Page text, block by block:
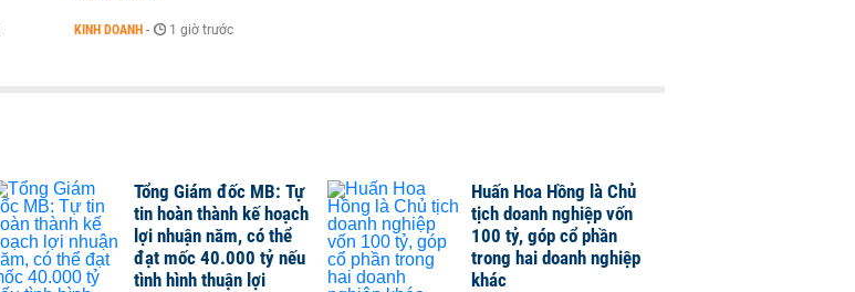
KINH DOANH - 1 giờ trước
Tổng Giám đốc MB: Tự
tin hoàn thành kế hoạch
lợi nhuận năm, có thể
đạt mốc 40.000 tỷ nếu
tình hình thuận lợi
Huấn Hoa Hồng là Chủ
tịch doanh nghiệp vốn
100 tỷ, góp cổ phần
trong hai doanh nghiệp
khác